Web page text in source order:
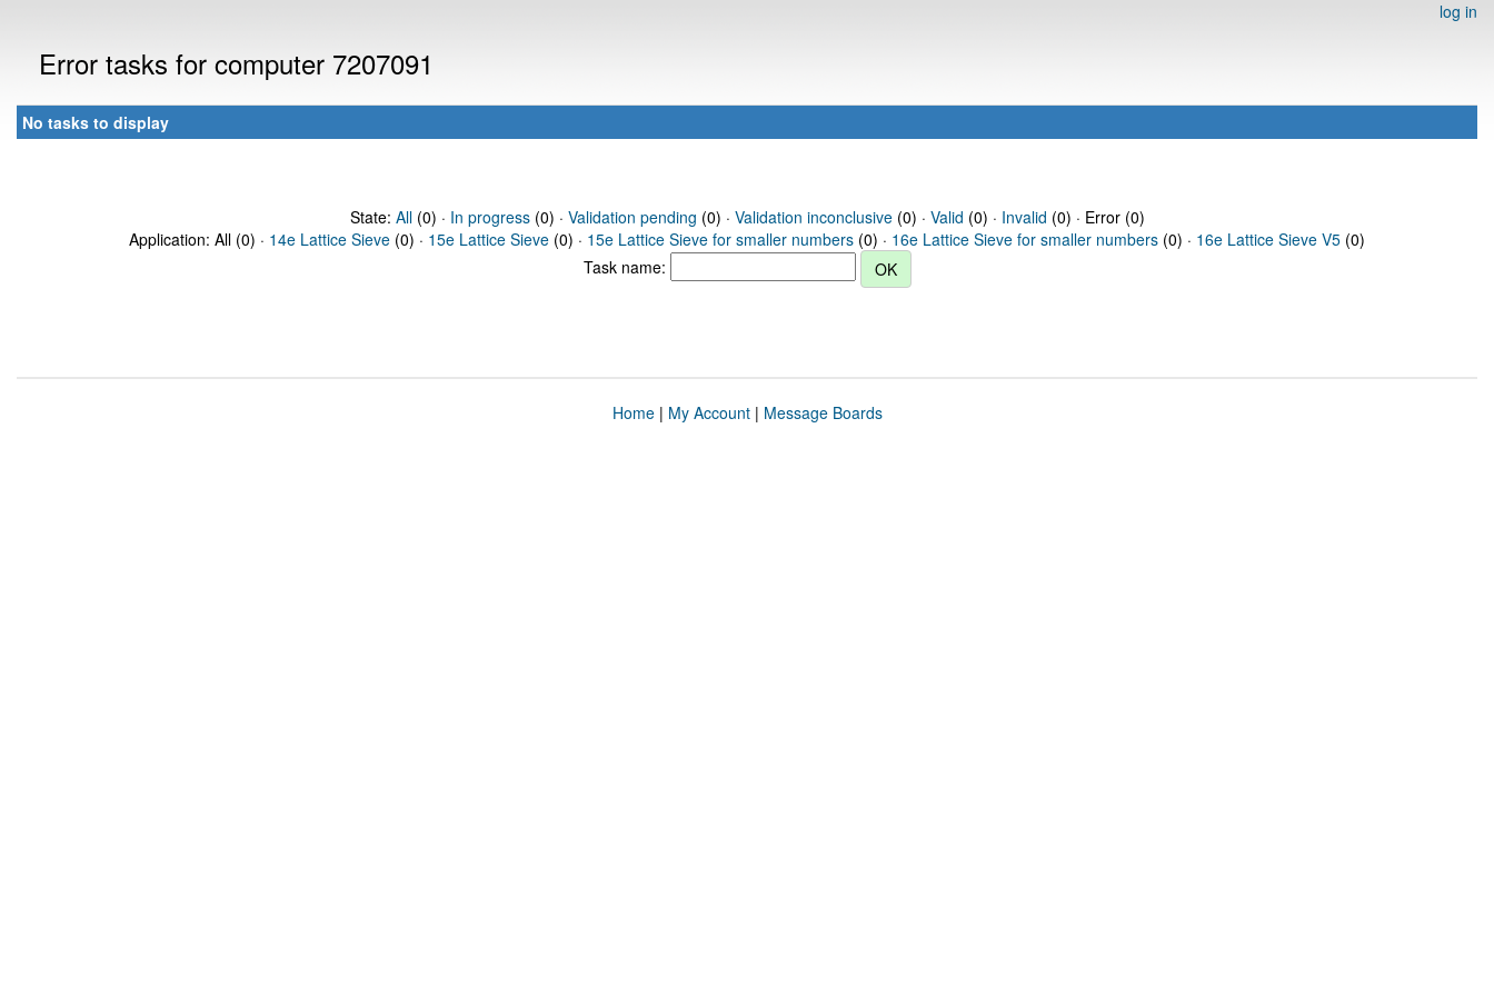
log in
Error tasks for computer 7207091
No tasks to display
State: All(0) · In progress(0) · Validation pending (0) · Validation inconclusive(0) · Valid (0) · Invalid (0) · Error (0)
Application: All (0) · 14e Lattice Sieve (0) · 15e Lattice Sieve (0) · 15e Lattice Sieve for smaller numbers (0) · 16e Lattice Sieve for smaller numbers (0) · 16e Lattice Sieve V5 (0)
Task name:
Home| My Account| Message Boards